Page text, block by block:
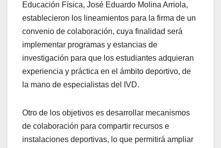
Educación Física, José Eduardo Molina Arriola,
establecieron los lineamientos para la firma de un
convenio de colaboración, cuya finalidad será
implementar programas y estancias de
investigación para que los estudiantes adquieran
experiencia y práctica en el ámbito deportivo, de
la mano de especialistas del IVD.
Otro de los objetivos es desarrollar mecanismos
de colaboración para compartir recursos e
instalaciones deportivas, lo que permitirá ampliar